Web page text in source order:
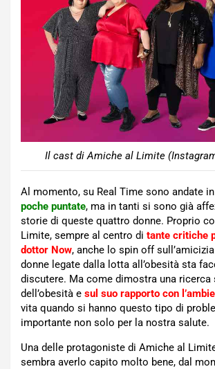
Il cast di Amiche al Limite
Al momento, su Real Time sono andate
poche puntate, ma in tanti si sono già
storie di queste quattro donne. Proprio
Limite, sempre al centro di tante critiche
dottor Now, anche lo spin off
donne legate dalla lotta all’obesità sta
discutere. Ma come dimostra una ricerca
dell’obesità e sul suo rapporto con
vita quando si hanno questo tipo di
importante non solo per la nostra salute.
Una delle protagoniste di Amiche al
sembra averlo capito molto bene, dal